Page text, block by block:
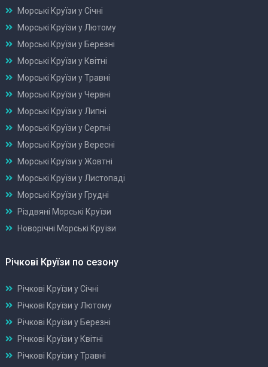
Морські Круїзи у Січні
Морські Круїзи у Лютому
Морські Круїзи у Березні
Морські Круїзи у Квітні
Морські Круїзи у Травні
Морські Круїзи у Червні
Морські Круїзи у Липні
Морські Круїзи у Серпні
Морські Круїзи у Вересні
Морські Круїзи у Жовтні
Морські Круїзи у Листопаді
Морські Круїзи у Грудні
Різдвяні Морські Круїзи
Новорічні Морські Круїзи
Річкові Круїзи по сезону
Річкові Круїзи у Січні
Річкові Круїзи у Лютому
Річкові Круїзи у Березні
Річкові Круїзи у Квітні
Річкові Круїзи у Травні